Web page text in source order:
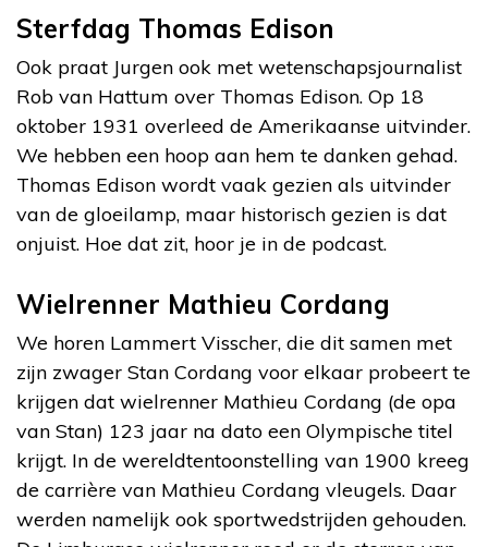
Sterfdag Thomas Edison
Ook praat Jurgen ook met wetenschapsjournalist
Rob van Hattum over Thomas Edison. Op 18
oktober 1931 overleed de Amerikaanse uitvinder.
We hebben een hoop aan hem te danken gehad.
Thomas Edison wordt vaak gezien als uitvinder
van de gloeilamp, maar historisch gezien is dat
onjuist. Hoe dat zit, hoor je in de podcast.
Wielrenner Mathieu Cordang
We horen Lammert Visscher, die dit samen met
zijn zwager Stan Cordang voor elkaar probeert te
krijgen dat wielrenner Mathieu Cordang (de opa
van Stan) 123 jaar na dato een Olympische titel
krijgt. In de wereldtentoonstelling van 1900 kreeg
de carrière van Mathieu Cordang vleugels. Daar
werden namelijk ook sportwedstrijden gehouden.